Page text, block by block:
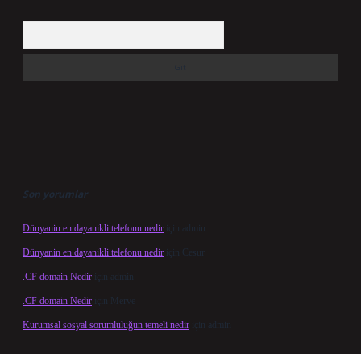
Son yorumlar
Dünyanin en dayanikli telefonu nedir için admin
Dünyanin en dayanikli telefonu nedir için Cesur
.CF domain Nedir için admin
.CF domain Nedir için Merve
Kurumsal sosyal sorumluluğun temeli nedir için admin